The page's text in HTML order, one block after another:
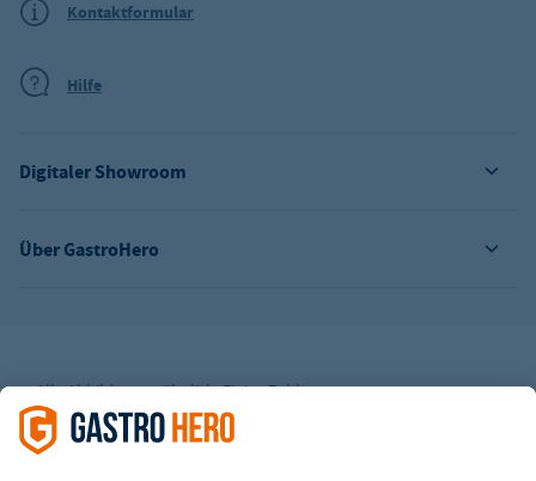
Über GastroHero
Digitaler Showroom
Kontaktformular
Hilfe
Alle Abbildungen ähnlich. Einige Zahlungsarten
könnenZusatzkostenverursachen.
² Unverbindl. Preisempfehlung des Herstellers